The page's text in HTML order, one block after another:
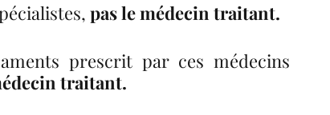
pas le médecin traitant.
prescrit par ces médecins
traitant.